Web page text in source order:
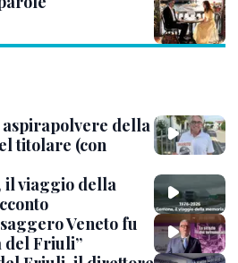
della
titolare (con
il viaggio della
Veneto fu
del Friuli”